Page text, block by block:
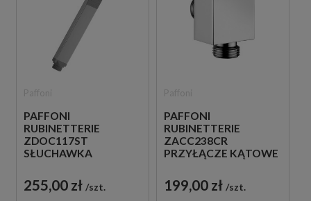
PAFFONI
RUBINETTERIE
ZDOC117ST
SŁUCHAWKA
SZCZOTKOWANA
255,00 zł szt.
PAFFONI
RUBINETTERIE
ZACC238CR
PRZYŁĄCZE KĄTOWE
199,00 zł szt.